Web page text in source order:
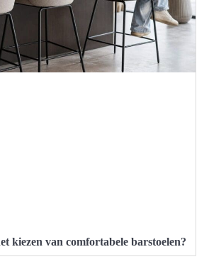
kiezen van comfortabele barstoelen?